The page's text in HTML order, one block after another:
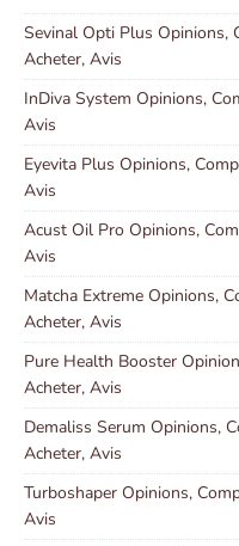
Sevinal Opti Plus Opinions,
Acheter, Avis
InDiva System Opinions,
Avis
Eyevita Plus Opinions,
Avis
Acust Oil Pro Opinions,
Avis
Matcha Extreme Opinions,
Acheter, Avis
Pure Health Booster
Acheter, Avis
Demaliss Serum Opinions,
Acheter, Avis
Turboshaper Opinions,
Avis